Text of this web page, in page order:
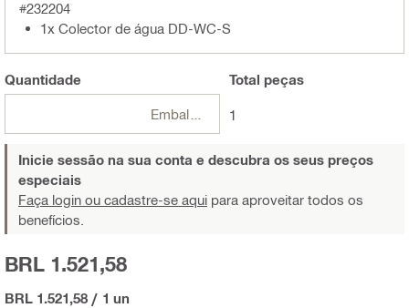
#232204
1x Colector de água DD-WC-S
Quantidade
Embalagens
Total peças
1
Inicie sessão na sua conta e descubra os seus preços
especiais
Faça login ou cadastre-se aqui para aproveitar todos os
benefícios.
BRL 1.521,58
BRL 1.521,58 / 1 un